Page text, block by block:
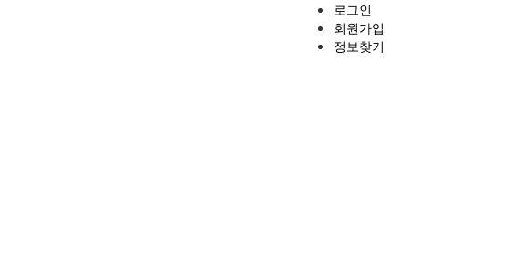
로그인
회원가입
정보찾기